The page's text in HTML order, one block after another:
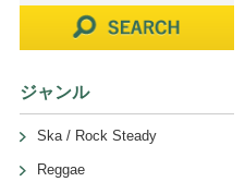
ジャンル
Ska / Rock Steady
Reggae